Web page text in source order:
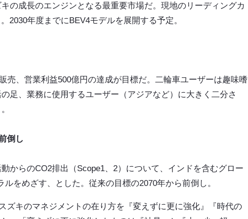
の成長のエンジンとなる最重要市場だ。現地のリーディングカ
2030年度までにBEV4モデルを展開する予定。
売、営業利益500億円の達成が目標だ。二輪車ユーザーは趣味嗜
足、業務に使用するユーザー（アジアなど）に大きく二分さ
倒し
からのCO2排出（Scope1、2）について、インドを含むグロー
をめざす、とした。従来の目標の2070年から前倒し。
ズキのマネジメントの在り方を『変えずに更に強化』『時代の